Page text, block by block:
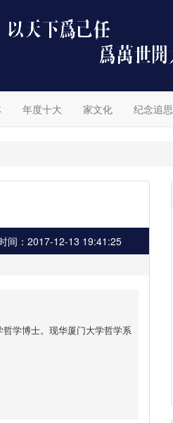
年度十大 家文化 纪念追思
间：2017-12-13 19:41:25
学博士。现华厦门大学哲学系